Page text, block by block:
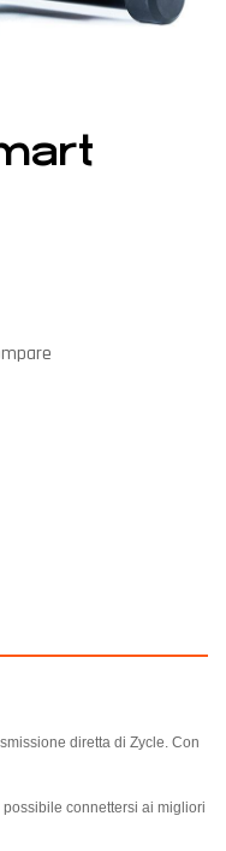
diretta di Zycle. Con
connettersi ai migliori